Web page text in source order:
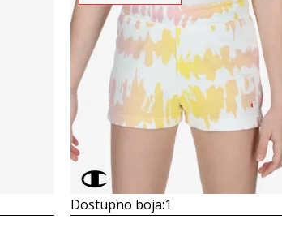
Dostupno boja:1